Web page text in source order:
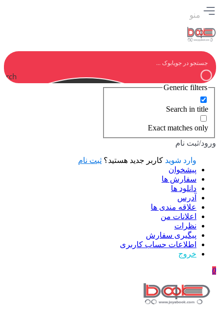
منو
Generic filters
Search in title
Exact matches only
ورود/ثبت نام
وارد شوید کاربر جدید هستید؟ ثبت نام
پیشخوان
سفارش ها
دانلود ها
آدرس
علاقه مندی ها
اعلانات من
نظرات
پیگیری سفارش
اطلاعات حساب كاربری
خروج
0